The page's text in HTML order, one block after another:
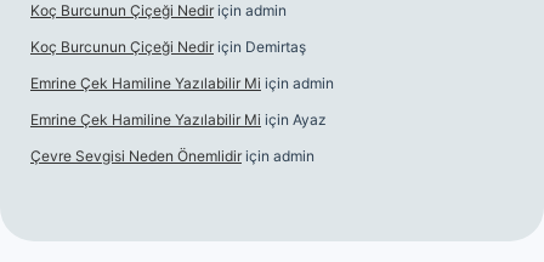
Koç Burcunun Çiçeği Nedir için admin
Koç Burcunun Çiçeği Nedir için Demirtaş
Emrine Çek Hamiline Yazılabilir Mi için admin
Emrine Çek Hamiline Yazılabilir Mi için Ayaz
Çevre Sevgisi Neden Önemlidir için admin